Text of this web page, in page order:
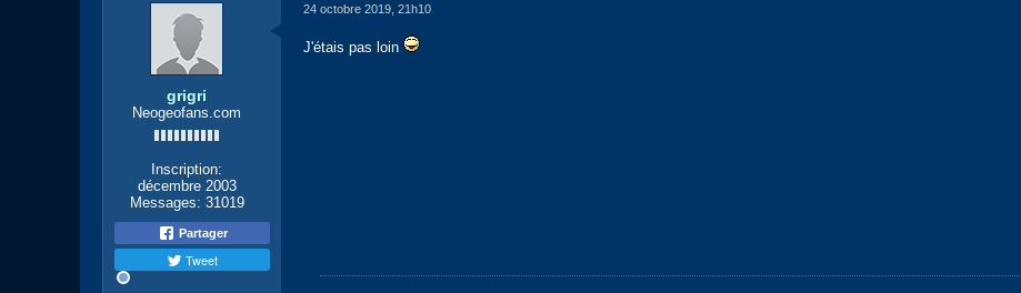
grigri
Neogeofans.com
Inscription:
décembre 2003
Messages: 31019
Partager
Tweet
24 octobre 2019, 21h10
J'étais pas loin